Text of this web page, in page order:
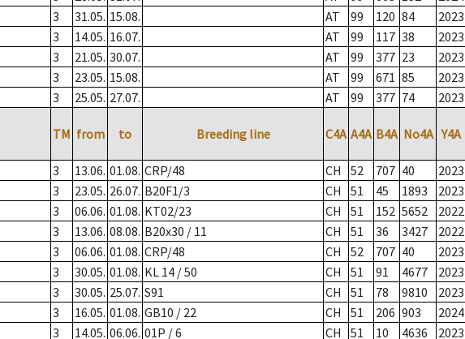
3 31.05. 15.08. AT 99 120 84 2023
3 14.05. 16.07. AT 99 117 38 2023
3 21.05. 30.07. AT 99 377 23 2023
3 23.05. 15.08. AT 99 671 85 2023
3 25.05. 27.07. AT 99 377 74 2023
TM from to Breeding line C4A A4A B4A No4A Y4A
3 13.06. 01.08. CRP/48 CH 52 707 40 2023
3 23.05. 26.07. B20F1/3 CH 51 45 1893 2023
3 06.06. 01.08. KT02/23 CH 51 152 5652 2022
3 13.06. 08.08. B20x30 / 11 CH 51 36 3427 2022
3 06.06. 01.08. CRP/48 CH 52 707 40 2023
3 30.05. 01.08. KL 14 / 50 CH 51 91 4677 2023
3 30.05. 25.07. S91 CH 51 78 9810 2023
3 16.05. 01.08. GB10 / 22 CH 51 206 903 2024
3 14.05. 06.06. 01P / 6 CH 51 10 4636 2023